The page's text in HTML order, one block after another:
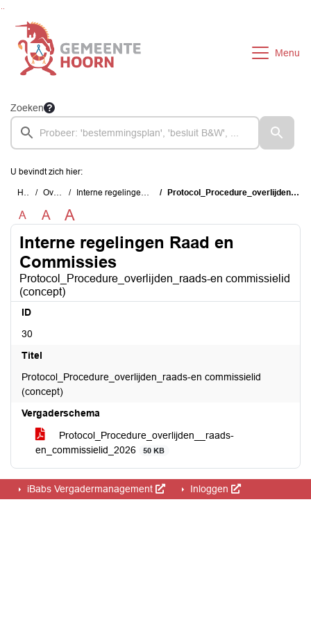
Menu
Zoeken
U bevindt zich hier:
Home Overzichten Interne regelingen Raad en Commissies Protocol_Procedure_overlijden_raads-en commissielid (concept)
A A A
Interne regelingen Raad en
Commissies
Protocol_Procedure_overlijden_raads-en commissielid
(concept)
ID
30
Titel
Protocol_Procedure_overlijden_raads-en commissielid
(concept)
Vergaderschema
Protocol_Procedure_overlijden__raads-
en_commissielid_2026
50 KB
iBabs Vergadermanagement Inloggen